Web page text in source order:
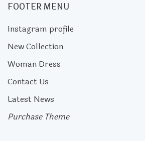
FOOTER MENU
Instagram profile
New Collection
Woman Dress
Contact Us
Latest News
Purchase Theme